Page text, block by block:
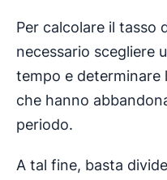
Per calcolare il tasso
necessario scegliere
tempo e determinare
che hanno
periodo.
A tal fine, basta